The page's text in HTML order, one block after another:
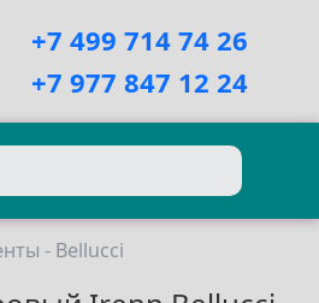
+7 499 714 74 26
+7 977 847 12 24
- Bellucci